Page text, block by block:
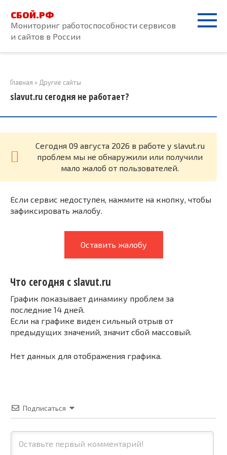
контенту
СБОЙ.РФ
Мониторинг работоспособности сервисов
и сайтов в России
Главная » Другие сайты
slavut.ru сегодня не работает?
Cегодня 09 августа 2026 в работе у slavut.ru
проблем мы не обнаружили или получили
мало жалоб от пользователей.
Если сервис недоступен, нажмите на кнопку, чтобы
зафиксировать жалобу.
Оставить жалобу
Что сегодня с slavut.ru
График показывает динамику проблем за
последние 14 дней.
Если на графике виден сильный отрыв от
предыдущих значений, значит сбой массовый.
Нет данных для отображения графика.
Подписаться